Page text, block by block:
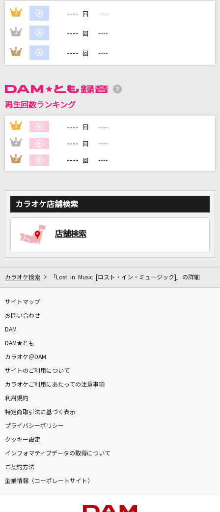
もっと見る
カラオケ最新情報をチェック！
DAMに会員登録・ログインして
自宅でカラオケ歌い放題！
1 ---- 回 ----
2 ---- 回 ----
3 ---- 回 ----
再生回数ランキング
1 ---- 回 ----
2 ---- 回 ----
3 ---- 回 ----
カラオケ店舗検索
店舗検索
カラオケ検索 「Lost In Music [ロスト・イン・ミュージック]」の詳細
サイトマップ
お問い合わせ
DAM
DAM★とも
カラオケ＠DAM
サイトのご利用について
カラオケご利用にあたっての注意事項
利用規約
特定商取引法に基づく表示
プライバシーポリシー
クッキー設定
インフォマティブデータの取得について
ご契約方法
企業情報（コーポレートサイト）